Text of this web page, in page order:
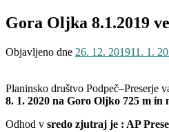
Gora Oljka 8.1.2019
Objavljeno dne 26. 12. 201911. 1.
Planinsko društvo Podpeč–Preserje
8. 1. 2020 na Goro Oljko 725 m in
Odhod v sredo zjutraj je : AP